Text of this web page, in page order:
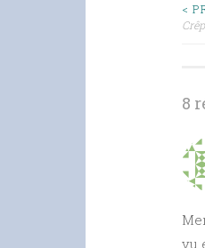
<
8
vu